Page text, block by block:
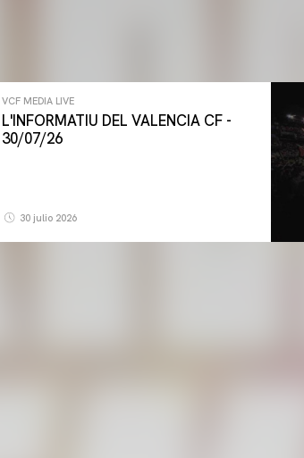
VCF MEDIA LIVE
L'INFORMATIU DEL VALENCIA CF -
30/07/26
30 julio 2026